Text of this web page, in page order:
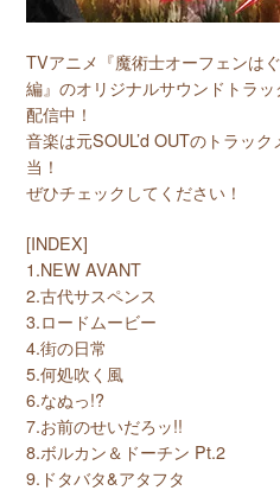
TVアニメ『魔術士オーフェンは
編』のオリジナルサウンドトラ
配信中！
音楽は元SOUL’d OUTのトラッ
当！
ぜひチェックしてください！
[INDEX]
1.NEW AVANT
2.古代サスペンス
3.ロードムービー
4.街の日常
5.何処吹く風
6.なぬっ!?
7.お前のせいだろッ!!
8.ボルカン＆ドーチン Pt.2
9.ドタバタ&アタフタ